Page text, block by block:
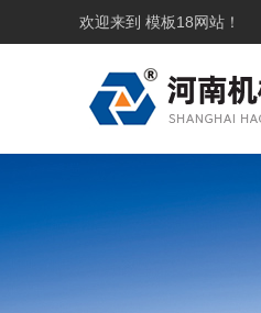
欢迎来到 模板18网站！